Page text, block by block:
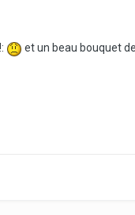
et un beau bouquet